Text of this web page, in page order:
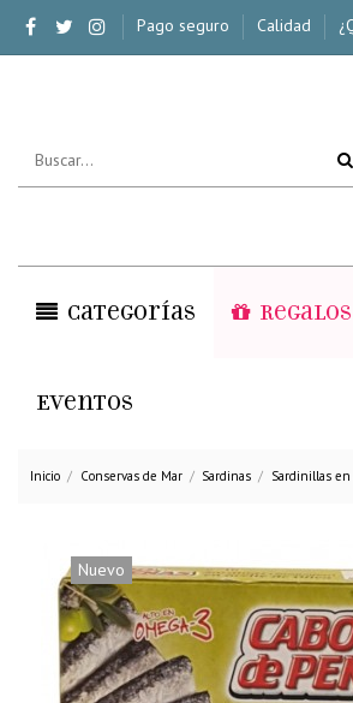
Pago seguro Calidad
Categorías
Eventos
Inicio Conservas de Mar Sardinas Sardinillas
Nuevo